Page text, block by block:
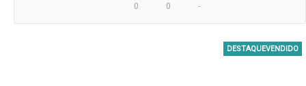
0 0 -
DESTAQUEVENDIDO